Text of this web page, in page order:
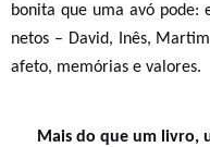
bonita que uma avó pode:
netos – David, Inês,
afeto, memórias e valores.
Mais do que um livro,